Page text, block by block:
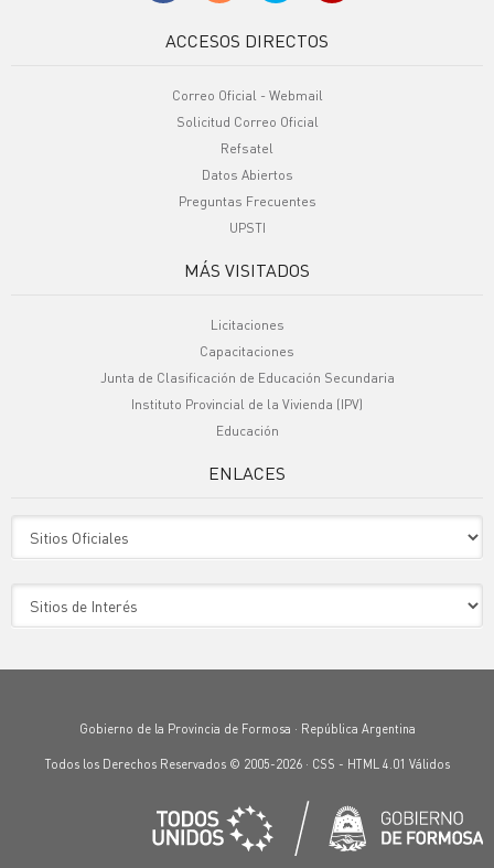
ACCESOS DIRECTOS
Correo Oficial - Webmail
Solicitud Correo Oficial
Refsatel
Datos Abiertos
Preguntas Frecuentes
UPSTI
MÁS VISITADOS
Licitaciones
Capacitaciones
Junta de Clasificación de Educación Secundaria
Instituto Provincial de la Vivienda (IPV)
Educación
ENLACES
Gobierno de la Provincia de Formosa · República Argentina
Todos los Derechos Reservados © 2005-2026 · CSS - HTML 4.01 Válidos